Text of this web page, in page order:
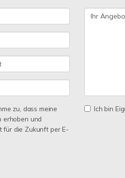
zu, dass meine
erhoben und
für die Zukunft per E-
Ich bin